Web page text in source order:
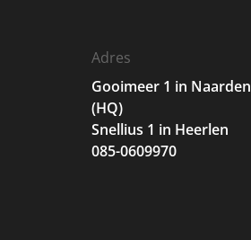
Adres
Gooimeer 1 in Naarden
(HQ)
Snellius 1 in Heerlen
085-0609970